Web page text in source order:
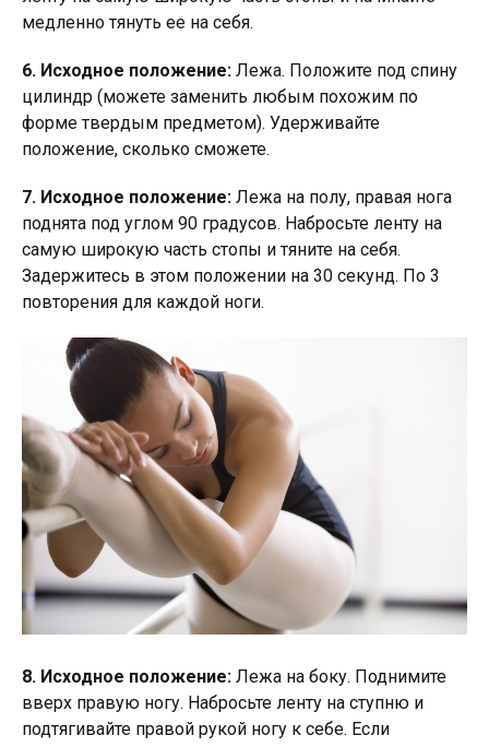
медленно тянуть ее на себя.
6. Исходное положение: Лежа. Положите под спину
цилиндр (можете заменить любым похожим по
форме твердым предметом). Удерживайте
положение, сколько сможете.
7. Исходное положение: Лежа на полу, правая нога
поднята под углом 90 градусов. Набросьте ленту на
самую широкую часть стопы и тяните на себя.
Задержитесь в этом положении на 30 секунд. По 3
повторения для каждой ноги.
8. Исходное положение: Лежа на боку. Поднимите
вверх правую ногу. Набросьте ленту на ступню и
подтягивайте правой рукой ногу к себе. Если